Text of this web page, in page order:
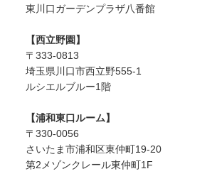
東川口ガーデンプラザ八番館
【西立野園】
〒333-0813
埼玉県川口市西立野555-1
ルシエルブルー1階
【浦和東口ルーム】
〒330-0056
さいたま市浦和区東仲町19-20
第2メゾンクレール東仲町1F